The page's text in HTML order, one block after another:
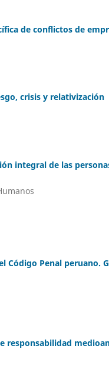
de conflictos de
crisis y relativización
integral de las
Código Penal peruano.
responsabilidad